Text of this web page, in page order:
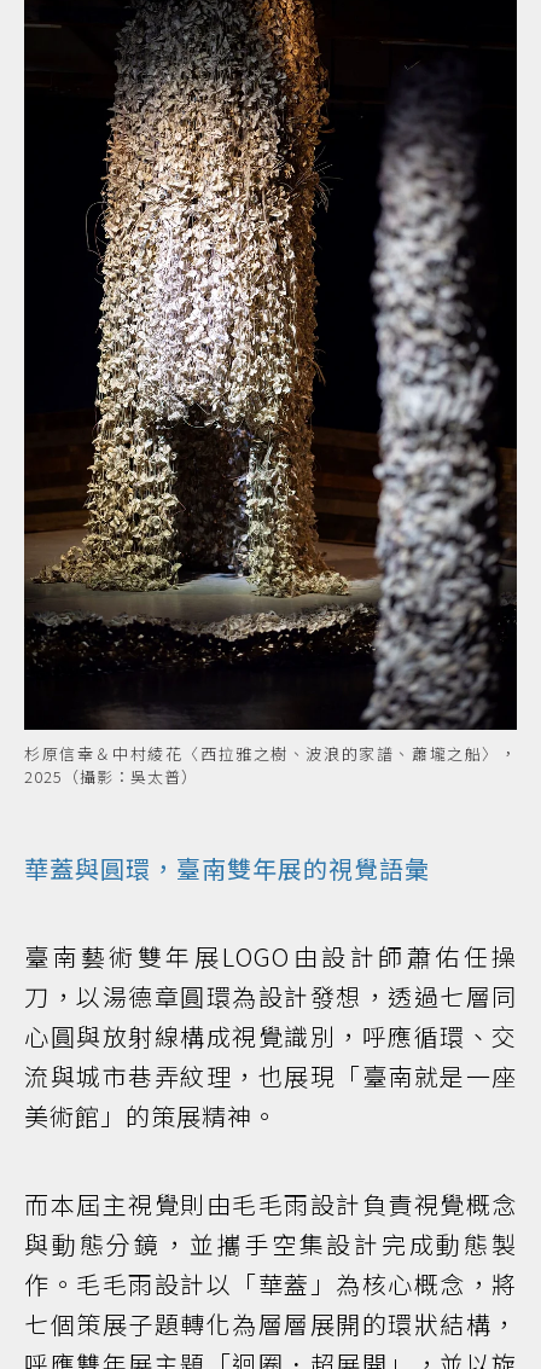
杉原信幸＆中村綾花〈西拉雅之樹、波浪的家譜、蕭壠之船〉，
2025（攝影：吳太普）
華蓋與圓環，臺南雙年展的視覺語彙
臺南藝術雙年展LOGO由設計師蕭佑任操
刀，以湯德章圓環為設計發想，透過七層同
心圓與放射線構成視覺識別，呼應循環、交
流與城市巷弄紋理，也展現「臺南就是一座
美術館」的策展精神。
而本屆主視覺則由毛毛雨設計負責視覺概念
與動態分鏡，並攜手空集設計完成動態製
作。毛毛雨設計以「華蓋」為核心概念，將
七個策展子題轉化為層層展開的環狀結構，